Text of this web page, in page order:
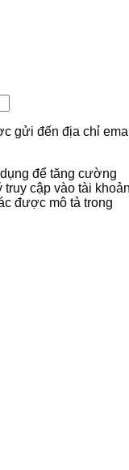
gửi đến địa chỉ
để tăng cường
cập vào tài
được mô tả trong